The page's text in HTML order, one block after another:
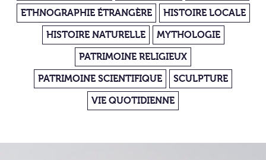
ETHNOGRAPHIE ÉTRANGÈRE HISTOIRE LOCALE
HISTOIRE NATURELLE MYTHOLOGIE
PATRIMOINE RELIGIEUX
PATRIMOINE SCIENTIFIQUE SCULPTURE
VIE QUOTIDIENNE